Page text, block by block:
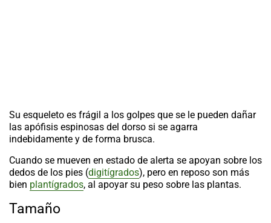
Su esqueleto es frágil a los golpes que se le pueden dañar
las apófisis espinosas del dorso si se agarra
indebidamente y de forma brusca.
Cuando se mueven en estado de alerta se apoyan sobre los
dedos de los pies (digitígrados), pero en reposo son más
bien plantígrados, al apoyar su peso sobre las plantas.
Tamaño